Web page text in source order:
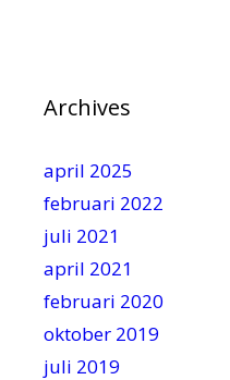
Archives
april 2025
februari 2022
juli 2021
april 2021
februari 2020
oktober 2019
juli 2019